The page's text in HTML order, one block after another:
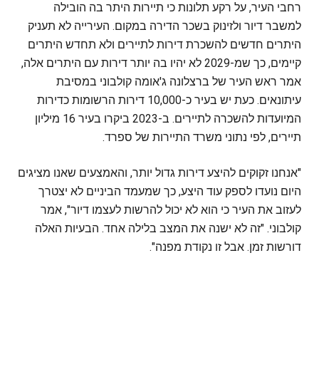
רחבי העיר, על רקע תלונות כי תיירות היתר בה הובילה
למשבר דיור ולזינוק בשכר הדירה במקום. העירייה לא תעניק
היתרים חדשים להשכרת דירות לתיירים ולא תחדש היתרים
קיימים, כך שמ-2029 לא יהיו בה יותר דירות עם היתרים אלה,
אמר ראש העיר של ברצלונה ג'אומה קולבוני במסיבת
עיתונאים. כעת יש בעיר כ-10,000 דירות הרשומות כדירות
המיועדות להשכרה לתיירים. ב-2023 ביקרו בעיר 16 מיליון
תיירים, לפי נתוני משרד התיירות של ספרד.
"אנחנו זקוקים להיצע דירות גדול יותר, והאמצעים שאנו מציגים
היום נועדו לספק עוד היצע, כך שמעמד הביניים לא יצטרך
לעזוב את העיר כי הוא לא יכול להרשות לעצמו דיור", אמר
קולבוני. "זה לא ישנה את המצב בלילה אחד. הבעיות האלה
דורשות זמן. אבל זו נקודת מפנה".